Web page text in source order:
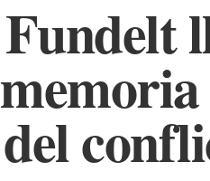
Fundelt
del